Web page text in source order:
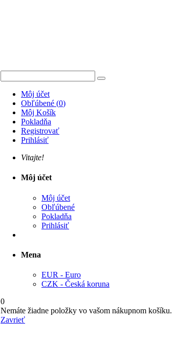
Môj účet
Obľúbené (0)
Môj Košík
Pokladňa
Registrovať
Prihlásiť
Vitajte!
Môj účet
Môj účet
Obľúbené
Pokladňa
Prihlásiť
Mena
EUR - Euro
CZK - Česká koruna
0
Nemáte žiadne položky vo vašom nákupnom košíku.
Zavrieť